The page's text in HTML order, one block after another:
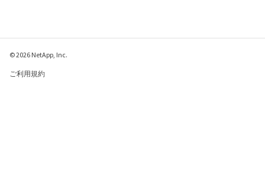
© 2026 NetApp, Inc.
ご利用規約